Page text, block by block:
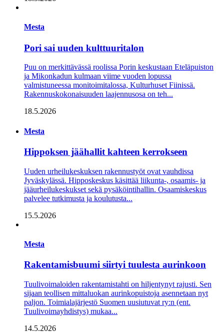
Mesta
Pori sai uuden kulttuuritalon
Puu on merkittävässä roolissa Porin keskustaan Eteläpuiston
ja Mikonkadun kulmaan viime vuoden lopussa
valmistuneessa moni­toimitalossa, Kulturhuset Fiinissä.
Rakennuskokonaisuuden laajennusosa on teh...
18.5.2026
Mesta
Hippoksen jäähallit kahteen kerrokseen
Uuden urheilukeskuksen rakennustyöt ovat vauhdissa
Jyväskylässä. Hipposkeskus käsittää liikunta-, osaamis- ja
jääurheilukeskukset sekä pysäköintihallin. Osaamiskeskus
palvelee tutkimusta ja koulutusta...
15.5.2026
Mesta
Rakentamisbuumi siirtyi tuulesta aurinkoon
Tuulivoimaloiden rakentamistahti on hiljentynyt rajusti. Sen
sijaan teollisen mittaluokan aurinkopuistoja asennetaan nyt
paljon. Toimialajärjestö Suomen uusiutuvat ry:n (ent.
Tuulivoimayhdistys) mukaa...
14.5.2026